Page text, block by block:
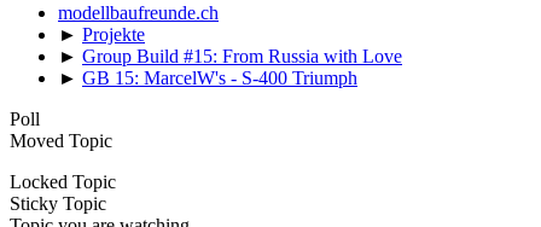
modellbaufreunde.ch
► Projekte
► Group Build #15: From Russia with Love
► GB 15: MarcelW's - S-400 Triumph
Poll
Moved Topic
Locked Topic
Sticky Topic